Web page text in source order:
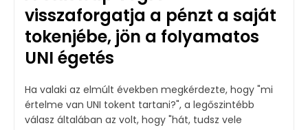
visszaforgatja a pénzt a saját
tokenjébe, jön a folyamatos
UNI égetés
Ha valaki az elmúlt években megkérdezte, hogy "mi
értelme van UNI tokent tartani?", a legőszintébb
válasz általában az volt, hogy "hát, tudsz vele